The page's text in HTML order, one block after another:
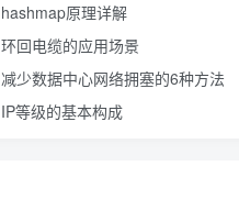
hashmap原理详解
环回电缆的应用场景
减少数据中心网络拥塞的6种方法
IP等级的基本构成